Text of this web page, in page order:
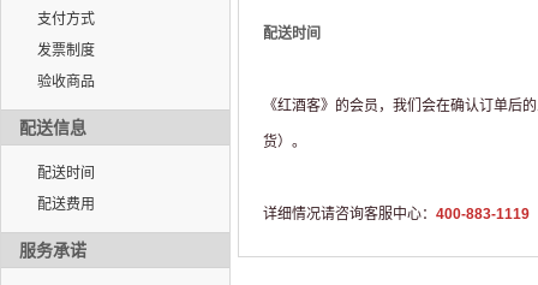
支付方式
发票制度
验收商品
配送信息
配送时间
配送费用
服务承诺
配送时间
《红酒客》的会员，我们会在确认订单后
货）。
详细情况请咨询客服中心： 400-883-1119